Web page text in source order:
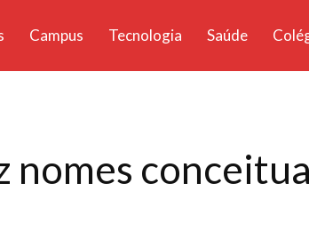
Campus Tecnologia Saúde
nomes